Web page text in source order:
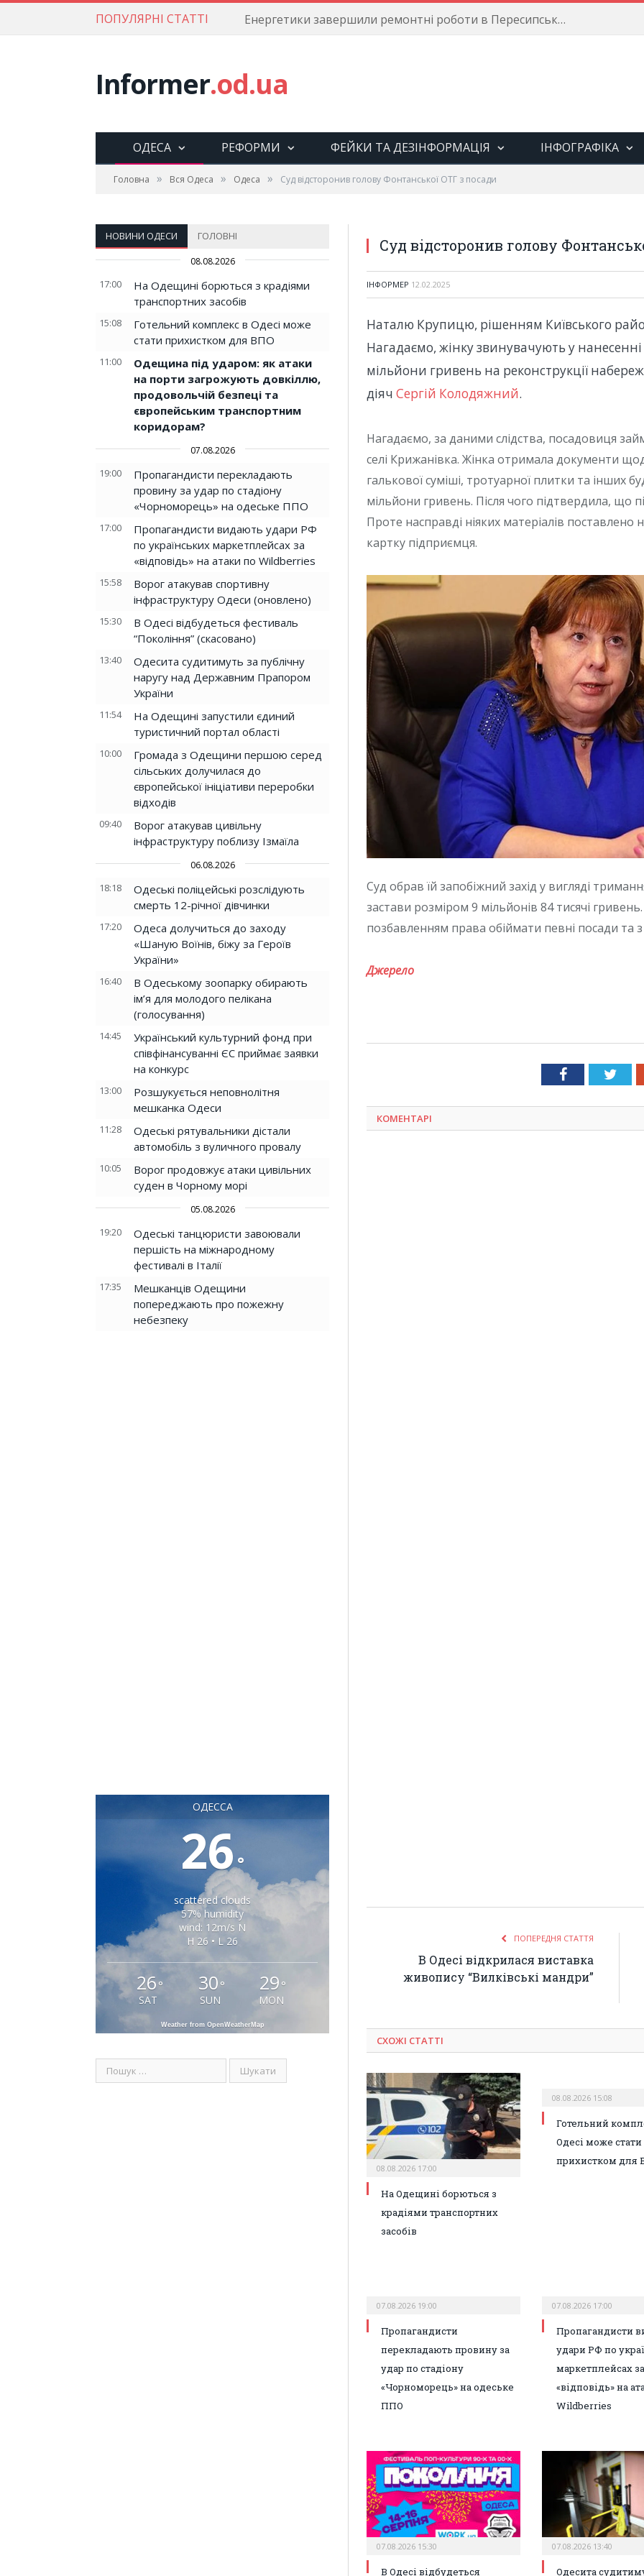
ПОПУЛЯРНІ СТАТТІ Енергетики завершили ремонтні роботи в Пересипському районі
Informer.od.ua
ОДЕСА РЕФОРМИ ФЕЙКИ ТА ДЕЗІНФОРМАЦІЯ ІНФОГРАФІКА
Головна » Вся Одеса » Одеса » Суд відсторонив голову Фонтанської ОТГ з посади
НОВИНИ ОДЕСИ ГОЛОВНІ
08.08.2026
17:00
На Одещині борються з крадіями
транспортних засобів
15:08
Готельний комплекс в Одесі може
стати прихистком для ВПО
11:00
Одещина під ударом: як атаки
на порти загрожують довкіллю,
продовольчій безпеці та
європейським транспортним
коридорам?
07.08.2026
19:00
Пропагандисти перекладають
провину за удар по стадіону
«Чорноморець» на одеське ППО
17:00
Пропагандисти видають удари РФ
по українських маркетплейсах за
«відповідь» на атаки по Wildberries
15:58
Ворог атакував спортивну
інфраструктуру Одеси (оновлено)
15:30
В Одесі відбудеться фестиваль
“Покоління” (скасовано)
13:40
Одесита судитимуть за публічну
наругу над Державним Прапором
України
11:54
На Одещині запустили єдиний
туристичний портал області
10:00
Громада з Одещини першою серед
сільських долучилася до
європейської ініціативи переробки
відходів
09:40
Ворог атакував цивільну
інфраструктуру поблизу Ізмаїла
06.08.2026
18:18
Одеські поліцейські розслідують
смерть 12-річної дівчинки
17:20
Одеса долучиться до заходу
«Шаную Воїнів, біжу за Героїв
України»
16:40
В Одеському зоопарку обирають
ім’я для молодого пелікана
(голосування)
14:45
Український культурний фонд при
співфінансуванні ЄС приймає заявки
на конкурс
13:00
Розшукується неповнолітня
мешканка Одеси
11:28
Одеські рятувальники дістали
автомобіль з вуличного провалу
10:05
Ворог продовжує атаки цивільних
суден в Чорному морі
05.08.2026
19:20
Одеські танцюристи завоювали
першість на міжнародному
фестивалі в Італії
17:35
Мешканців Одещини
попереджають про пожежну
небезпеку
ОДЕССА
26°
scattered clouds
57% humidity
wind: 12m/s N
H 26 • L 26
26 °
SAT
30 °
SUN
29 °
MON
Weather from OpenWeatherMap
Суд відсторонив голову
ІНФОРМЕР 12.02.2025
Наталю Крупицю, рішенням Київського
Нагадаємо, жінку звинувачують у
мільйони гривень на реконструкції
діяч Сергій Колодяжний.
Нагадаємо, за даними слідства, посадовиця
селі Крижанівка. Жінка отримала документи
галькової суміші, тротуарної плитки та інших
мільйони гривень. Після чого підтвердила, що
Проте насправді ніяких матеріалів
картку підприємця.
Суд обрав їй запобіжний захід у вигляді
застави розміром 9 мільйонів 84 тисячі
позбавленням права обіймати певні посади та
Джерело
Facebook
КОМЕНТАРІ
ПОПЕРЕДНЯ СТАТТЯ
В Одесі відкрилася виставка
живопису “Вилківські мандри”
СХОЖІ СТАТТІ
08.08.2026 17:00
На Одещині борються з
крадіями транспортних
засобів
08.08.2026 15:08
Готельний
Одесі може стати
прихистком для
07.08.2026 19:00
Пропагандисти
перекладають провину за
удар по стадіону
«Чорноморець» на одеське
ППО
07.08.2026 17:00
Пропагандисти
удари РФ по
маркетплейсах за
«відповідь» на
Wildberries
07.08.2026 15:30
В Одесі відбудеться
07.08.2026 13:40
Одесита